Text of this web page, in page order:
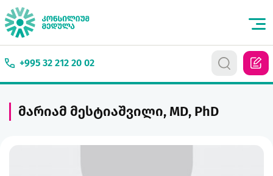
+995 32 212 20 02
მარიამ მესტიაშვილი, MD, PhD